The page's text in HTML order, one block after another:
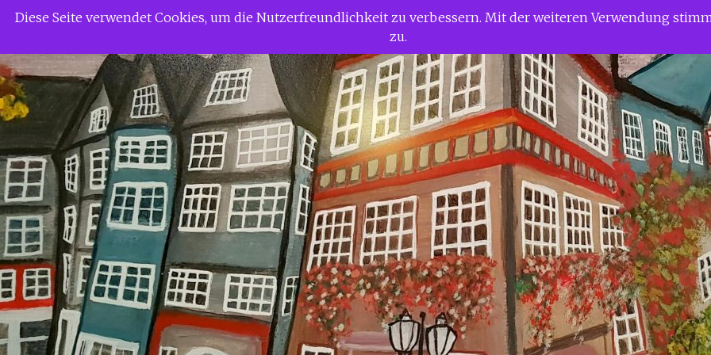
ZumSiggi Gerdaus Welt
Diese Seite verwendet Cookies, um die Nutzerfreundlichkeit zu verbessern. Mit der weiteren Verwendung
zu.